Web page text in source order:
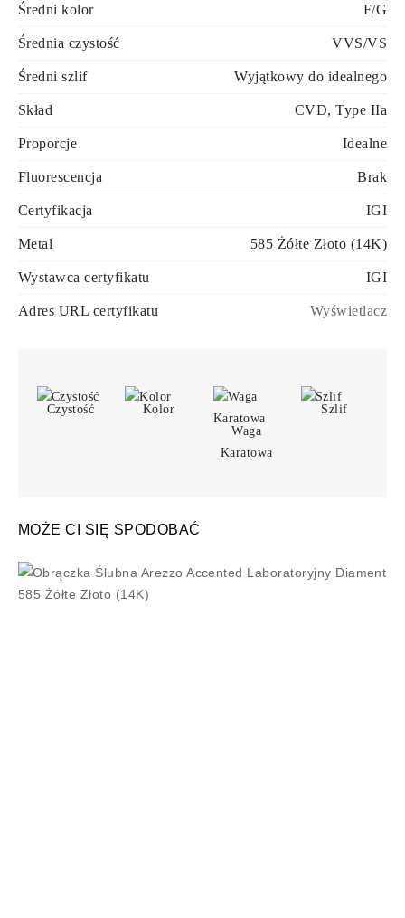
Średni kolor F/G
Średnia czystość VVS/VS
Średni szlif Wyjątkowy do idealnego
Skład CVD, Type IIa
Proporcje Idealne
Fluorescencja Brak
Certyfikacja IGI
Metal 585 Żółte Złoto (14K)
Wystawca certyfikatu IGI
Adres URL certyfikatu Wyświetlacz
Czystość
Kolor
Waga
Karatowa
Szlif
MOŻE CI SIĘ SPODOBAĆ